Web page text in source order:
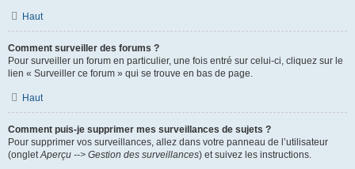
Haut
Comment surveiller des forums ?
Pour surveiller un forum en particulier, une fois entré sur celui-ci, cliquez sur le
lien « Surveiller ce forum » qui se trouve en bas de page.
Haut
Comment puis-je supprimer mes surveillances de sujets ?
Pour supprimer vos surveillances, allez dans votre panneau de l’utilisateur
(ongletAperçu --> Gestion des surveillances) et suivez les instructions.